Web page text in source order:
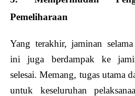
Pemeliharaan
Yang terakhir, jaminan
ini juga berdampak ke
selesai. Memang, tugas utama
untuk keseluruhan